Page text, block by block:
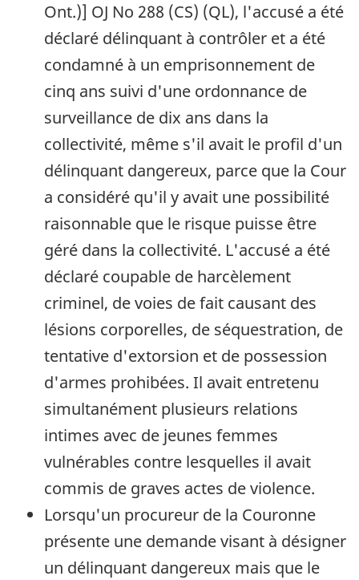
Ont.)] OJ No 288 (CS) (QL), l'accusé a été
déclaré délinquant à contrôler et a été
condamné à un emprisonnement de
cinq ans suivi d'une ordonnance de
surveillance de dix ans dans la
collectivité, même s'il avait le profil d'un
délinquant dangereux, parce que la Cour
a considéré qu'il y avait une possibilité
raisonnable que le risque puisse être
géré dans la collectivité. L'accusé a été
déclaré coupable de harcèlement
criminel, de voies de fait causant des
lésions corporelles, de séquestration, de
tentative d'extorsion et de possession
d'armes prohibées. Il avait entretenu
simultanément plusieurs relations
intimes avec de jeunes femmes
vulnérables contre lesquelles il avait
commis de graves actes de violence.
Lorsqu'un procureur de la Couronne
présente une demande visant à désigner
un délinquant dangereux mais que le